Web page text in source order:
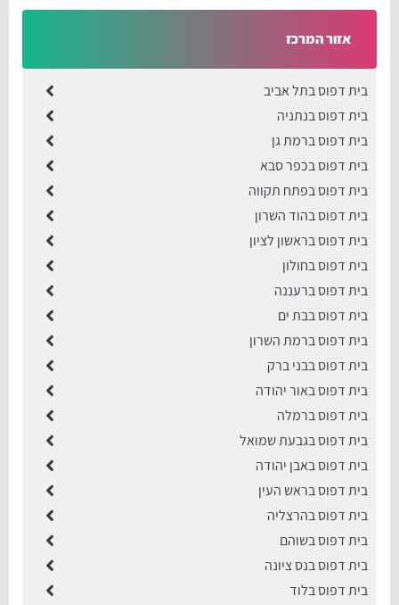
אזור המרכז
בית דפוס בתל אביב
בית דפוס בנתניה
בית דפוס ברמת גן
בית דפוס בכפר סבא
בית דפוס בפתח תקווה
בית דפוס בהוד השרון
בית דפוס בראשון לציון
בית דפוס בחולון
בית דפוס ברעננה
בית דפוס בבת ים
בית דפוס ברמת השרון
בית דפוס בבני ברק
​בית דפוס באור יהודה
בית דפוס ברמלה
בית דפוס בגבעת שמואל
בית דפוס באבן יהודה
בית דפוס בראש העין
בית דפוס בהרצליה
בית דפוס בשוהם
בית דפוס בנס ציונה
בית דפוס בלוד